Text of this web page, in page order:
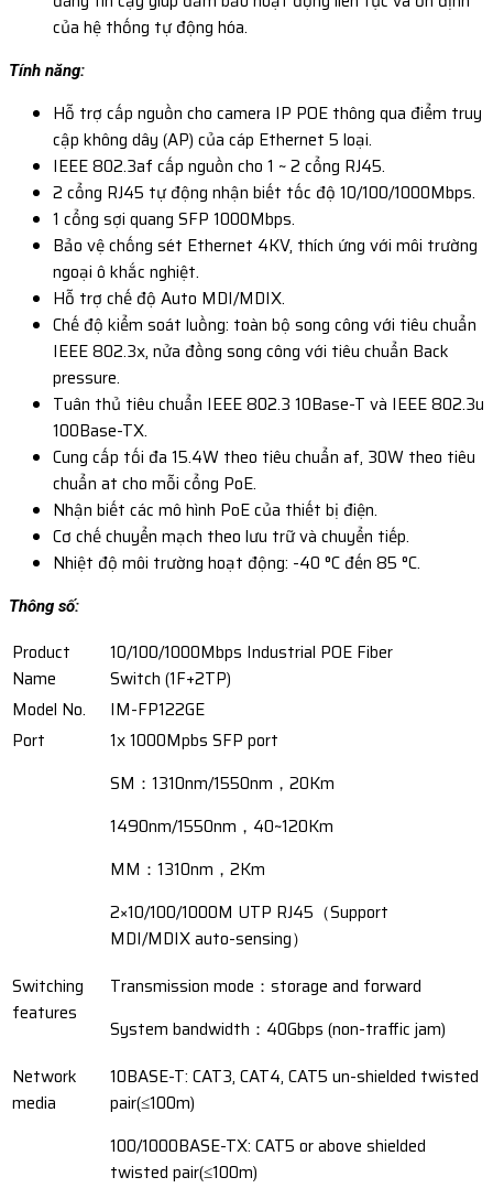
của hệ thống tự động hóa.
Tính năng:
Hỗ trợ cấp nguồn cho camera IP POE thông qua điểm truy
cập không dây (AP) của cáp Ethernet 5 loại.
IEEE 802.3af cấp nguồn cho 1 ~ 2 cổng RJ45.
2 cổng RJ45 tự động nhận biết tốc độ 10/100/1000Mbps.
1 cổng sợi quang SFP 1000Mbps.
Bảo vệ chống sét Ethernet 4KV, thích ứng với môi trường
ngoại ô khắc nghiệt.
Hỗ trợ chế độ Auto MDI/MDIX.
Chế độ kiểm soát luồng: toàn bộ song công với tiêu chuẩn
IEEE 802.3x, nửa đồng song công với tiêu chuẩn Back
pressure.
Tuân thủ tiêu chuẩn IEEE 802.3 10Base-T và IEEE 802.3u
100Base-TX.
Cung cấp tối đa 15.4W theo tiêu chuẩn af, 30W theo tiêu
chuẩn at cho mỗi cổng PoE.
Nhận biết các mô hình PoE của thiết bị điện.
Cơ chế chuyển mạch theo lưu trữ và chuyển tiếp.
Nhiệt độ môi trường hoạt động: -40 °C đến 85 °C.
Thông số:
Product
Name
10/100/1000Mbps Industrial POE Fiber
Switch (1F+2TP)
Model No.
IM-FP122GE
Port
1x 1000Mpbs SFP port
SM：1310nm/1550nm，20Km
1490nm/1550nm，40~120Km
MM：1310nm，2Km
2×10/100/1000M UTP RJ45（Support
MDI/MDIX auto-sensing）
Switching
features
Transmission mode：storage and forward
System bandwidth：40Gbps (non-traffic jam)
Network
media
10BASE-T: CAT3, CAT4, CAT5 un-shielded twisted
pair(≤100m)
100/1000BASE-TX: CAT5 or above shielded
twisted pair(≤100m)